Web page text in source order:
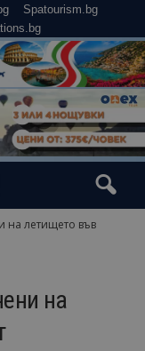
Spatourism.bg
на летището във
на